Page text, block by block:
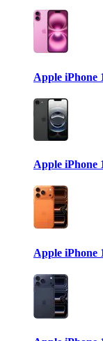
Apple iPhone
Apple iPhone
Apple iPhone